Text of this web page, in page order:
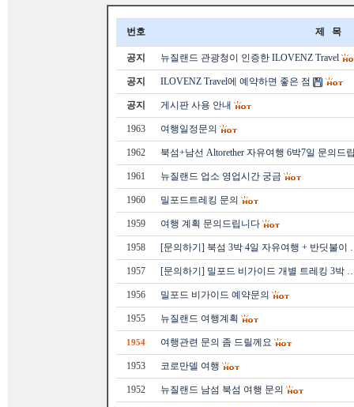
번호 제 목
공지 뉴질랜드 관광청이 인증한 ILOVENZ Travel
공지 ILOVENZ Travel에 예약하면 좋은 점
공지 게시판 사용 안내
1963 여행일정문의
1962 북섬+남선 Altorether 자유여행 6박7일 문의드
1961 뉴질랜드 업소 영업시간 궁금
1960 밀포드트레킹 문의
1959 여행 계획 문의드립니다
1958 [문의하기] 북섬 3박 4일 자유여행 + 반딧불이
1957 [문의하기] 밀포드 비가이드 개별 트레킹 3박
1956 밀포드 비가이드 예약문의
1955 뉴질랜드 여행계획
1954 여행관련 문의 좀 드릴께요
1953 코로만델 여행
1952 뉴질랜드 남섬 북섬 여행 문의